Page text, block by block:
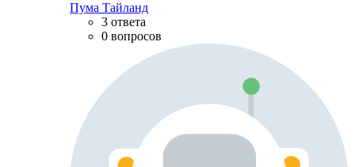
Пума Тайланд
3 ответа
0 вопросов